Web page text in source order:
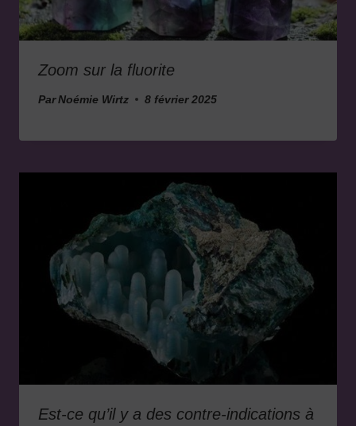
Zoom sur la fluorite
Par Noémie Wirtz 8 février 2025
Est-ce qu’il y a des contre-indications à